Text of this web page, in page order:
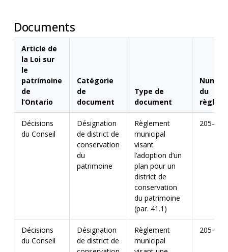
Documents
Article de
la Loi sur
le
patrimoine
de
l’Ontario
Catégorie
de
document
Type de
document
du
Décisions
du Conseil
Désignation
de district de
conservation
du
patrimoine
Règlement
municipal
visant
l’adoption d’un
plan pour un
district de
conservation
du patrimoine
(par. 41.1)
205-01
Décisions
du Conseil
Désignation
de district de
Règlement
municipal
205-01